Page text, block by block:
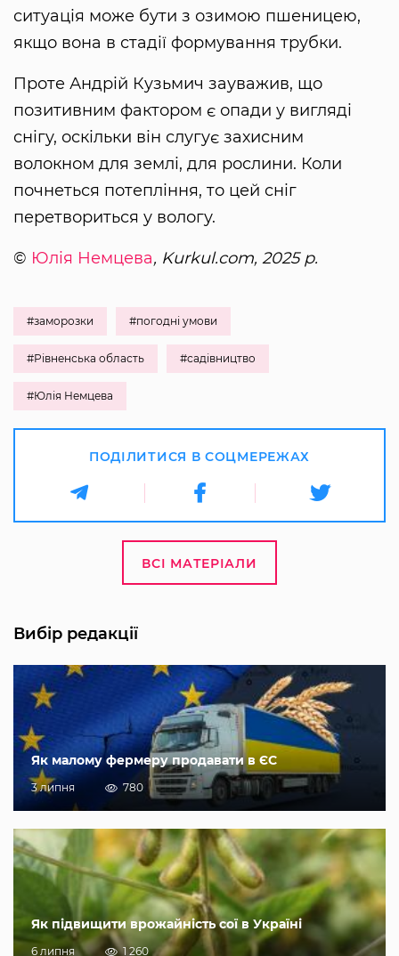
ситуація може бути з озимою пшеницею,
якщо вона в стадії формування трубки.
Проте Андрій Кузьмич зауважив, що
позитивним фактором є опади у вигляді
снігу, оскільки він слугує захисним
волокном для землі, для рослини. Коли
почнеться потепління, то цей сніг
перетвориться у вологу.
© Юлія Немцева, Kurkul.com, 2025 р.
#заморозки #погодні умови
#Рівненська область #садівництво
#Юлія Немцева
ПОДІЛИТИСЯ В СОЦМЕРЕЖАХ
ВСІ МАТЕРІАЛИ
Вибір редакції
Як малому фермеру продавати в ЄС
3 липня 780
Як підвищити врожайність сої в Україні
6 липня 1 260